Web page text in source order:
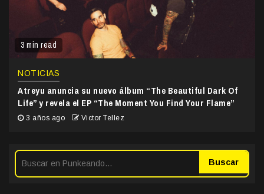
3 min read
NOTICIAS
Atreyu anuncia su nuevo álbum “The Beautiful Dark Of
Life” y revela el EP “The Moment You Find Your Flame”
3 años ago Victor Tellez
Buscar